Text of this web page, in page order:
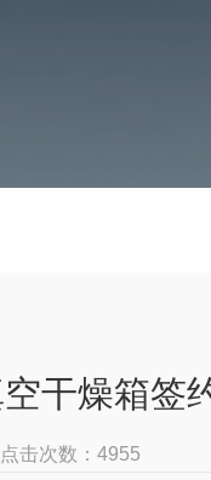
干燥箱签
点击次数：4955